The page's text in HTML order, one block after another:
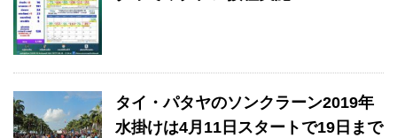
タイ・パタヤのソンクラーン2019年
水掛けは4月11日スタートで19日まで